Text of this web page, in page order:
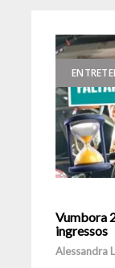
Vumbora
ingressos
Alessandra